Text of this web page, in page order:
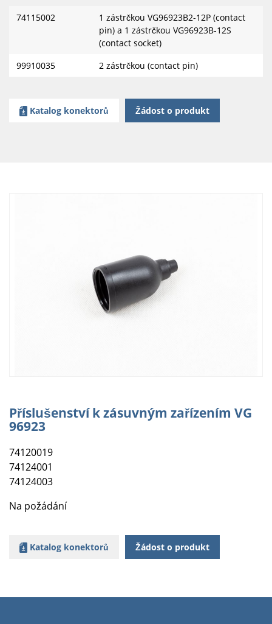
74115002
1 zástrčkou VG96923B2-12P (contact
pin) a 1 zástrčkou VG96923B-12S
(contact socket)
99910035
2 zástrčkou (contact pin)
Katalog konektorů Žádost o produkt
Příslušenství k zásuvným zařízením VG
96923
74120019
74124001
74124003
Na požádání
Katalog konektorů Žádost o produkt